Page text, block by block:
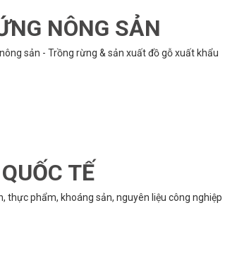
NÔNG SẢN
sản - Trồng rừng & sản xuất đồ gỗ xuất khẩu
TẾ
phẩm, khoáng sản, nguyên liệu công nghiệp